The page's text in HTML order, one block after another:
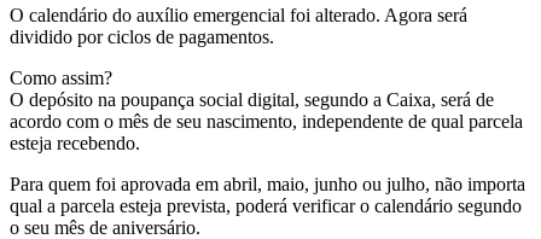
O calendário do auxílio emergencial foi alterado. Agora será
dividido por ciclos de pagamentos.
Como assim?
O depósito na poupança social digital, segundo a Caixa, será de
acordo com o mês de seu nascimento, independente de qual parcela
esteja recebendo.
Para quem foi aprovada em abril, maio, junho ou julho, não importa
qual a parcela esteja prevista, poderá verificar o calendário segundo
o seu mês de aniversário.